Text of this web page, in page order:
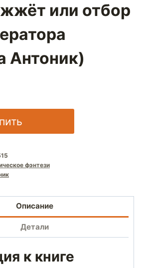
или отбор
Антоник)
фэнтези
Описание
Детали
к книге